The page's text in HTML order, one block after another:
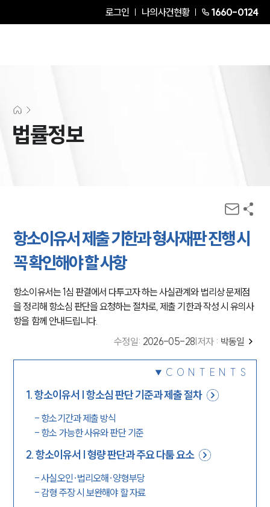
로그인 나의사건현황 1660-0124
법률정보
항소이유서 제출 기한과 형사재판 진행 시
꼭 확인해야 할 사항
항소이유서는 1심 판결에서 다투고자 하는 사실관계와 법리상 문제점
을 정리해 항소심 판단을 요청하는 절차로, 제출 기한과 작성 시 유의사
항을 함께 안내드립니다.
수정일: 2026-05-28 저자 : 박동일
CONTENTS
1.항소이유서 | 항소심 판단 기준과 제출 절차
- 항소기간과 제출 방식
- 항소 가능한 사유와 판단 기준
2.항소이유서 | 형량 판단과 주요 다툼 요소
-사실오인·법리오해·양형부당
- 감형 주장 시 보완해야 할 자료